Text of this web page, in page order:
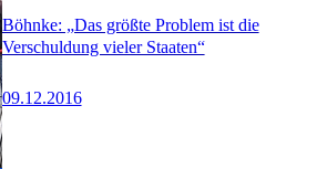
Böhnke: „Das größte Problem ist die
Verschuldung vieler Staaten“
09.12.2016